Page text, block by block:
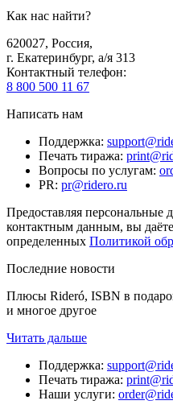
Как нас найти?
620027, Россия,
г. Екатеринбург, а/я 313
Контактный телефон:
8 800 500 11 67
Написать нам
Поддержка:
Печать тиража:
Вопросы по услугам:
PR: pr@ridero.ru
Предоставляя персональные
контактным данным, вы даёте
определенных Политикой
Последние новости
Плюсы Rideró, ISBN в
и многое другое
Читать дальше
Поддержка:
Печать тиража:
Наши услуги: